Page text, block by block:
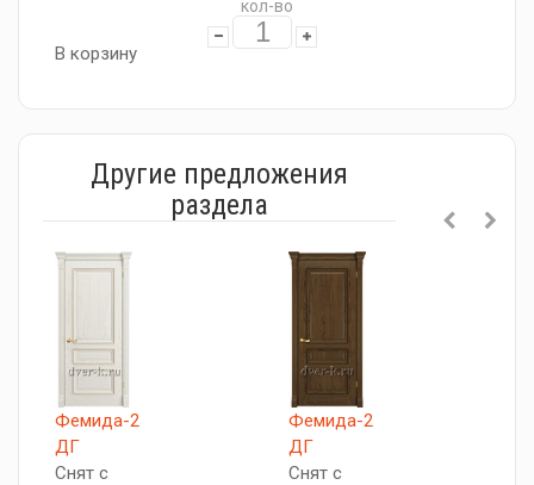
кол-во
В корзину
Другие предложения
раздела
Фемида-2
ДГ
Снят с
Фемида-2
ДГ
Снят с